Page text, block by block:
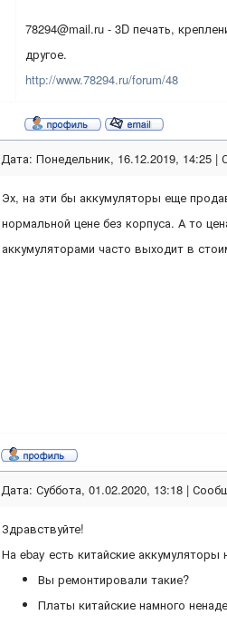
78294@mail.ru - 3D печать,
другое.
http://www.78294.ru/forum/48
Дата: Понедельник, 16.12.2019, 14:25 |
Эх, на эти бы аккумуляторы еще
нормальной цене без корпуса. А то
аккумуляторами часто выходит в
Дата: Суббота, 01.02.2020, 13:18 |
Здравствуйте!
На ebay есть китайские аккумуляторы
Вы ремонтировали такие?
Платы китайские намного